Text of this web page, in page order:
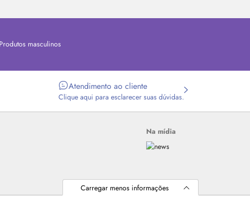
Produtos masculinos
Atendimento ao cliente
Clique aqui para esclarecer suas dúvidas.
Na mídia
Carregar menos informações